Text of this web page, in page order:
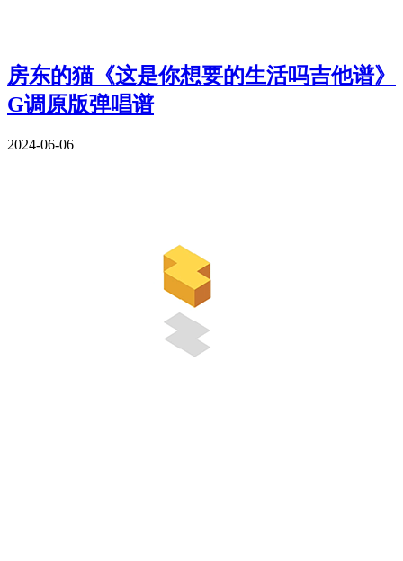
房东的猫《这是你想要的生活吗吉他谱》
G调原版弹唱谱
2024-06-06